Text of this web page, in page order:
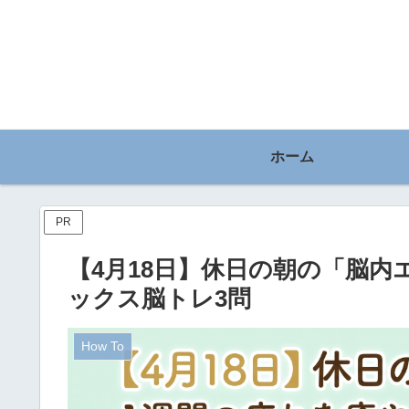
ホーム
PR
【4月18日】休日の朝の「脳
ックス脳トレ3問
How To